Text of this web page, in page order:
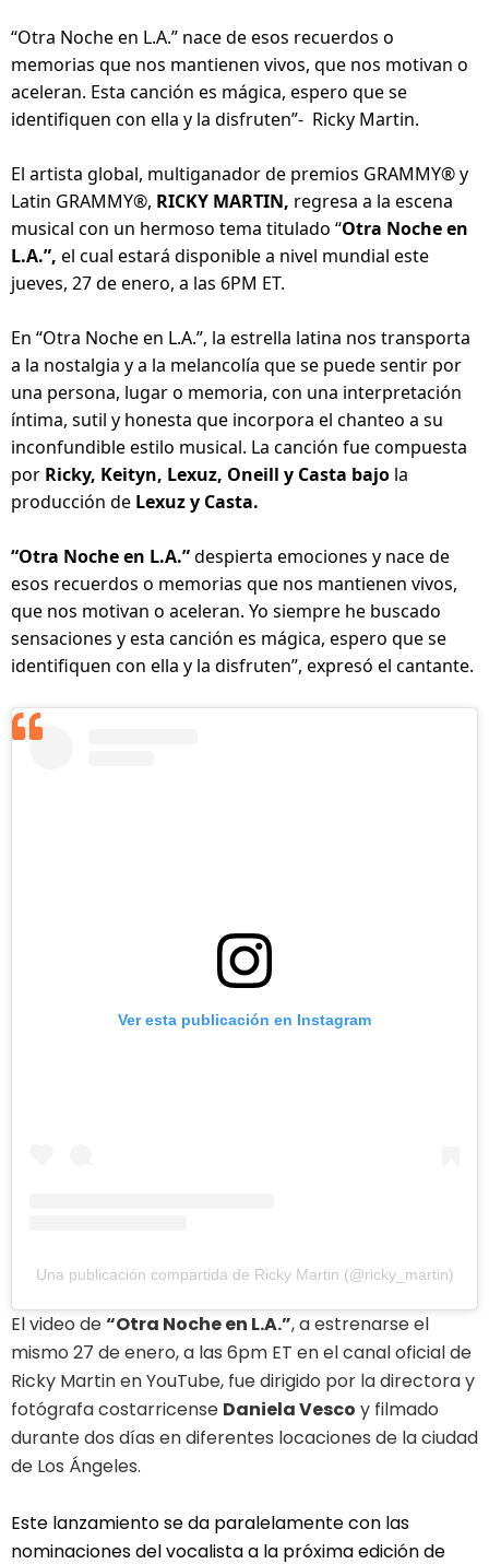
“Otra Noche en L.A.” nace de esos recuerdos o
memorias que nos mantienen vivos, que nos motivan o
aceleran. Esta canción es mágica, espero que se
identifiquen con ella y la disfruten”-  Ricky Martin.
El artista global, multiganador de premios GRAMMY® y
Latin GRAMMY®, RICKY MARTIN, regresa a la escena
musical con un hermoso tema titulado “Otra Noche en
L.A.”, el cual estará disponible a nivel mundial este
jueves, 27 de enero, a las 6PM ET.
En “Otra Noche en L.A.”, la estrella latina nos transporta
a la nostalgia y a la melancolía que se puede sentir por
una persona, lugar o memoria, con una interpretación
íntima, sutil y honesta que incorpora el chanteo a su
inconfundible estilo musical. La canción fue compuesta
por Ricky, Keityn, Lexuz, Oneill y Casta bajo la
producción de Lexuz y Casta.
“Otra Noche en L.A.” despierta emociones y nace de
esos recuerdos o memorias que nos mantienen vivos,
que nos motivan o aceleran. Yo siempre he buscado
sensaciones y esta canción es mágica, espero que se
identifiquen con ella y la disfruten”, expresó el cantante.
Ver esta publicación en Instagram
Una publicación compartida de Ricky Martin (@ricky_martin)
El video de “Otra Noche en L.A.”, a estrenarse el
mismo 27 de enero, a las 6pm ET en el canal oficial de
Ricky Martin en YouTube, fue dirigido por la directora y
fotógrafa costarricense Daniela Vesco y filmado
durante dos días en diferentes locaciones de la ciudad
de Los Ángeles.
Este lanzamiento se da paralelamente con las
nominaciones del vocalista a la próxima edición de